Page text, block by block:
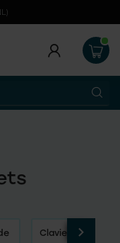
Clavier de code